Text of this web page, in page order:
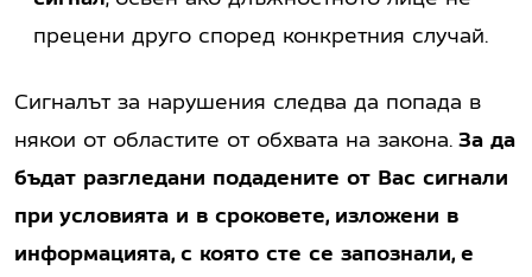
прецени друго според конкретния случай.
Сигналът за нарушения следва да попада в
някои от областите от обхвата на закона. За да
бъдат разгледани подадените от Вас сигнали
при условията и в сроковете, изложени в
информацията, с която сте се запознали, е